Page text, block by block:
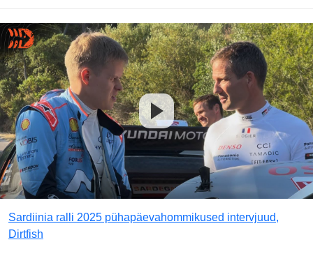
Sardiinia ralli 2025 pühapäevahommikused intervjuud,
Dirtfish